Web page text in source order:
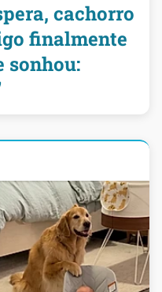
cachorro
finalmente
sonhou: